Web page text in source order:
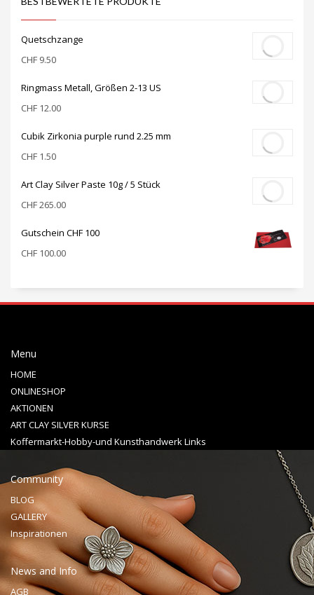
Quetschzange
CHF 9.50
Ringmass Metall, Größen 2-13 US
CHF 12.00
Cubik Zirkonia purple rund 2.25 mm
CHF 1.50
Art Clay Silver Paste 10g / 5 Stück
CHF265.00
Gutschein CHF 100
CHF 100.00
Menu
HOME
ONLINESHOP
AKTIONEN
ART CLAY SILVER KURSE
Koffermarkt-Hobby-und Kunsthandwerk Links
Community
BLOG
GALLERY
Inspirationen
News and Info
AGB